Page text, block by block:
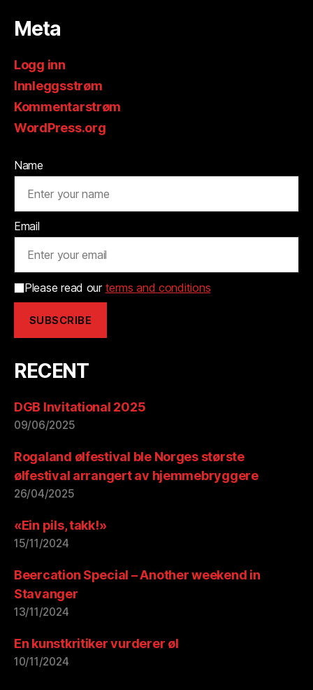
Meta
Logg inn
Innleggsstrøm
Kommentarstrøm
WordPress.org
Name
Email
Please read our terms and conditions
RECENT
DGB Invitational 2025
09/06/2025
Rogaland ølfestival ble Norges største
ølfestival arrangert av hjemmebryggere
26/04/2025
«Ein pils, takk!»
15/11/2024
Beercation Special – Another weekend in
Stavanger
13/11/2024
En kunstkritiker vurderer øl
10/11/2024